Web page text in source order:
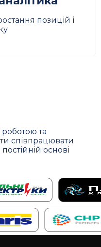
позицій і
та
співпрацювати
основі